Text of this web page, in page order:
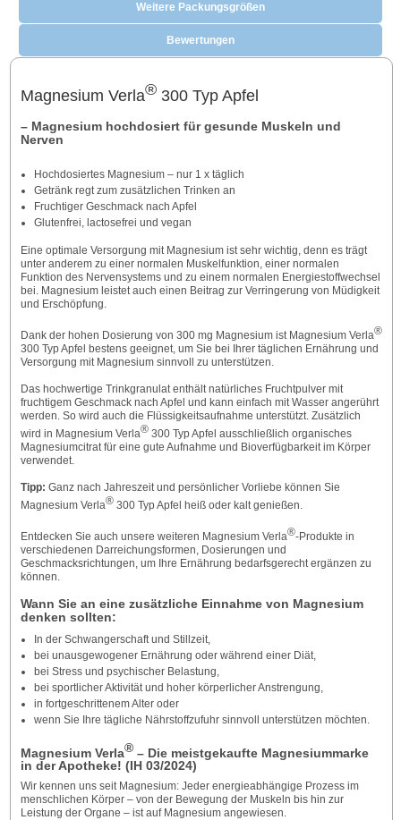
Weitere Packungsgrößen
Bewertungen
Magnesium Verla®300 Typ Apfel
– Magnesium hochdosiert für gesunde Muskeln und
Nerven
Hochdosiertes Magnesium – nur 1 x täglich
Getränk regt zum zusätzlichen Trinken an
Fruchtiger Geschmack nach Apfel
Glutenfrei, lactosefrei und vegan
Eine optimale Versorgung mit Magnesium ist sehr wichtig, denn es trägt
unter anderem zu einer normalen Muskelfunktion, einer normalen
Funktion des Nervensystems und zu einem normalen Energiestoffwechsel
bei. Magnesium leistet auch einen Beitrag zur Verringerung von Müdigkeit
und Erschöpfung.
Dank der hohen Dosierung von 300 mg Magnesium ist Magnesium Verla®
300 Typ Apfel bestens geeignet, um Sie bei Ihrer täglichen Ernährung und
Versorgung mit Magnesium sinnvoll zu unterstützen.
Das hochwertige Trinkgranulat enthält natürliches Fruchtpulver mit
fruchtigem Geschmack nach Apfel und kann einfach mit Wasser angerührt
werden. So wird auch die Flüssigkeitsaufnahme unterstützt. Zusätzlich
wird in Magnesium Verla®300 Typ Apfel ausschließlich organisches
Magnesiumcitrat für eine gute Aufnahme und Bioverfügbarkeit im Körper
verwendet.
Tipp: Ganz nach Jahreszeit und persönlicher Vorliebe können Sie
Magnesium Verla®300 Typ Apfel heiß oder kalt genießen.
Entdecken Sie auch unsere weiteren Magnesium Verla®-Produkte in
verschiedenen Darreichungsformen, Dosierungen und
Geschmacksrichtungen, um Ihre Ernährung bedarfsgerecht ergänzen zu
können.
Wann Sie an eine zusätzliche Einnahme von Magnesium
denken sollten:
In der Schwangerschaft und Stillzeit,
bei unausgewogener Ernährung oder während einer Diät,
bei Stress und psychischer Belastung,
bei sportlicher Aktivität und hoher körperlicher Anstrengung,
in fortgeschrittenem Alter oder
wenn Sie Ihre tägliche Nährstoffzufuhr sinnvoll unterstützen möchten.
Magnesium Verla®– Die meistgekaufte Magnesiummarke
in der Apotheke! (IH 03/2024)
Wir kennen uns seit Magnesium: Jeder energieabhängige Prozess im
menschlichen Körper – von der Bewegung der Muskeln bis hin zur
Leistung der Organe – ist auf Magnesium angewiesen.